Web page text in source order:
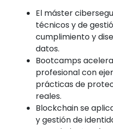
El máster
técnicos y de
cumplimiento y
datos.
Bootcamps
profesional con
prácticas de
reales.
Blockchain se
y gestión de